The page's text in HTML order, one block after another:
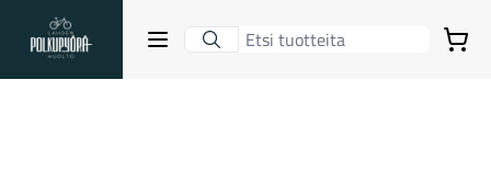
Lahden Polkupyörähuolto - etusivulle
Avaa sulje valikko Ostoskori